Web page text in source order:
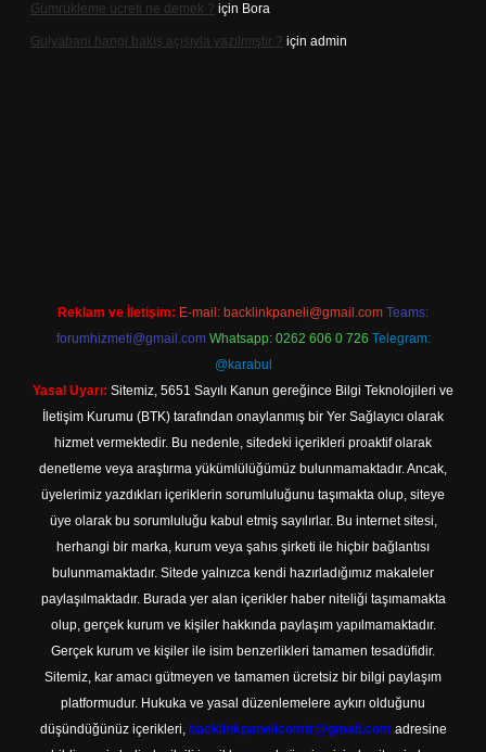
Gümrükleme ücreti ne demek ? için Bora
Gulyabani hangi bakış açısıyla yazılmıştır ? için admin
Reklam ve İletişim: E-mail: backlinkpaneli@gmail.com Teams:
forumhizmeti@gmail.com Whatsapp: 0262 606 0 726 Telegram:
@karabul
Yasal Uyarı: Sitemiz, 5651 Sayılı Kanun gereğince Bilgi Teknolojileri ve
İletişim Kurumu (BTK) tarafından onaylanmış bir Yer Sağlayıcı olarak
hizmet vermektedir. Bu nedenle, sitedeki içerikleri proaktif olarak
denetleme veya araştırma yükümlülüğümüz bulunmamaktadır. Ancak,
üyelerimiz yazdıkları içeriklerin sorumluluğunu taşımakta olup, siteye
üye olarak bu sorumluluğu kabul etmiş sayılırlar. Bu internet sitesi,
herhangi bir marka, kurum veya şahıs şirketi ile hiçbir bağlantısı
bulunmamaktadır. Sitede yalnızca kendi hazırladığımız makaleler
paylaşılmaktadır. Burada yer alan içerikler haber niteliği taşımamakta
olup, gerçek kurum ve kişiler hakkında paylaşım yapılmamaktadır.
Gerçek kurum ve kişiler ile isim benzerlikleri tamamen tesadüfidir.
Sitemiz, kar amacı gütmeyen ve tamamen ücretsiz bir bilgi paylaşım
platformudur. Hukuka ve yasal düzenlemelere aykırı olduğunu
düşündüğünüz içerikleri, backlinkpanelicomtr@gmail.com adresine